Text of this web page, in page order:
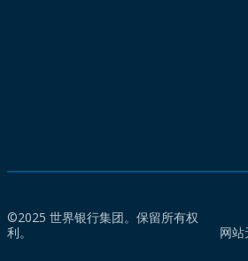
©2025 世界银行集团。保留所有权
利。
网站